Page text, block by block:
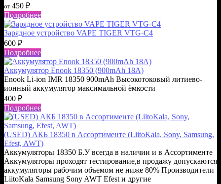
от 450 ₽
Подробнее
Зарядное устройство VAPE TIGER VTG-C4
600 ₽
Подробнее
Аккумулятор Enook 18350 (900mAh 18A)
Enook Li-ion IMR 18350 900mAh Высокотоковый литиево-
ионный аккумулятор максимальной ёмкости
400 ₽
Подробнее
(USED) АКБ 18350 в Ассортименте (LiitoKala, Sony, Samsung,
Efest, AWT)
Аккумуляторы 18350 Б.У всегда в наличии и в Ассортименте
Аккумуляторы проходят тестирование,в продажу допускаются
аккумуляторы рабочим объемом не ниже 80% Производители
LiitoKala Samsung Sony AWT Efest и другие